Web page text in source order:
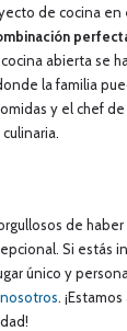
de cocina en
cocina abierta se
la familia
y el chef
de
Si estás
único y
.